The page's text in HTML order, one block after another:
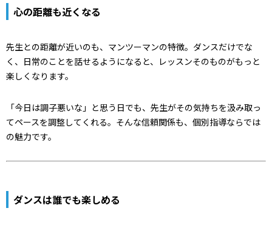
心の距離も近くなる
先生との距離が近いのも、マンツーマンの特徴。ダンスだけでな
く、日常のことを話せるようになると、レッスンそのものがもっと
楽しくなります。
「今日は調子悪いな」と思う日でも、先生がその気持ちを汲み取っ
てペースを調整してくれる。そんな信頼関係も、個別指導ならでは
の魅力です。
ダンスは誰でも楽しめる